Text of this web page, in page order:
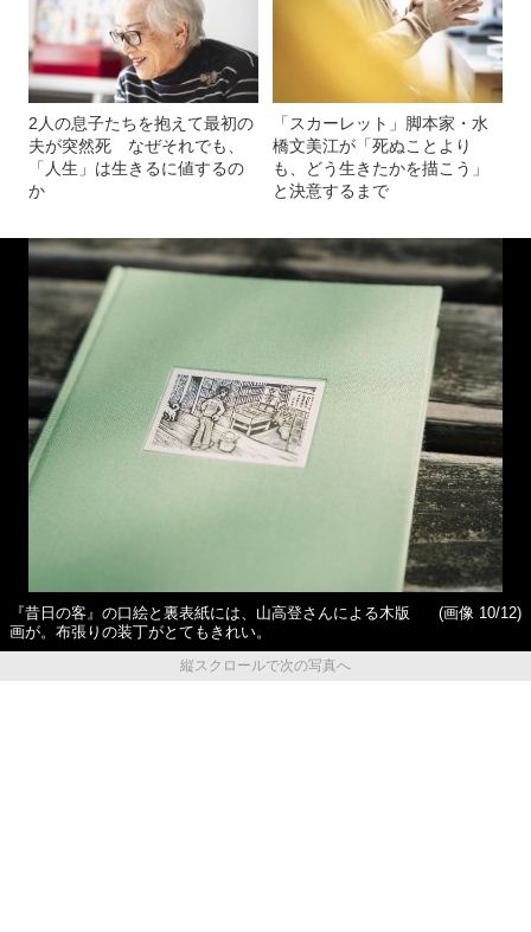
2人の息子たちを抱えて最初の
夫が突然死 なぜそれでも、
「人生」は生きるに値するの
か
「スカーレット」脚本家・水
橋文美江が「死ぬことより
も、どう生きたかを描こう」
と決意するまで
『昔日の客』の口絵と裏表紙には、山高登さんによる木版
画が。布張りの装丁がとてもきれい。
(画像 10/12)
縦スクロールで次の写真へ